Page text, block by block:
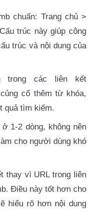
chuẩn: Trang chủ >
trúc này giúp công
trúc và nội dung của
trong các liên kết
cố thêm từ khóa,
quả tìm kiếm.
1-2 dòng, không nên
cho người dùng khó
thay vì URL trong liên
Điều này tốt hơn cho
hiểu rõ hơn nội dung